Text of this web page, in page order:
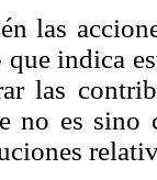
las
indica
las
no es